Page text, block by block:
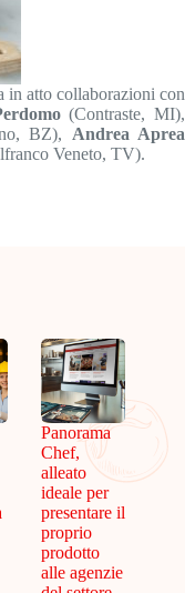
in atto collaborazioni con
(Contraste, MI),
BZ), Andrea Aprea
Veneto, TV).
Panorama
Chef,
alleato
ideale per
presentare il
proprio
prodotto
alle agenzie